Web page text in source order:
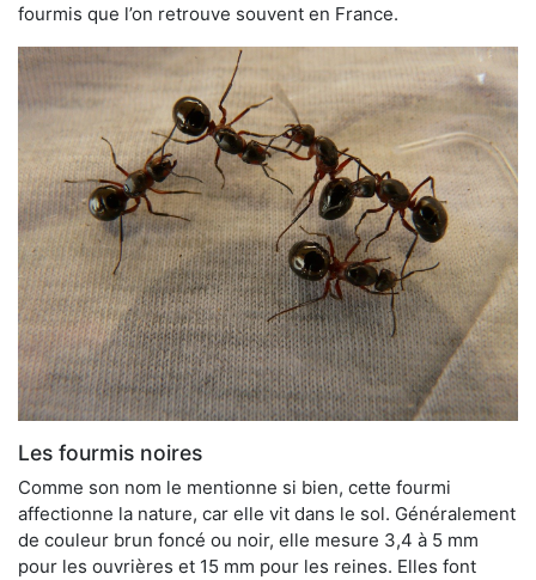
fourmis que l’on retrouve souvent en France.
Les fourmis noires
Comme son nom le mentionne si bien, cette fourmi
affectionne la nature, car elle vit dans le sol. Généralement
de couleur brun foncé ou noir, elle mesure 3,4 à 5 mm
pour les ouvrières et 15 mm pour les reines. Elles font